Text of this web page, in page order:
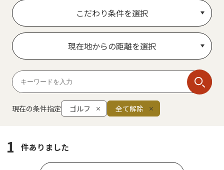
こだわり条件を選択
現在地からの距離を選択
現在の条件指定 ゴルフ 全て解除
1 件ありました